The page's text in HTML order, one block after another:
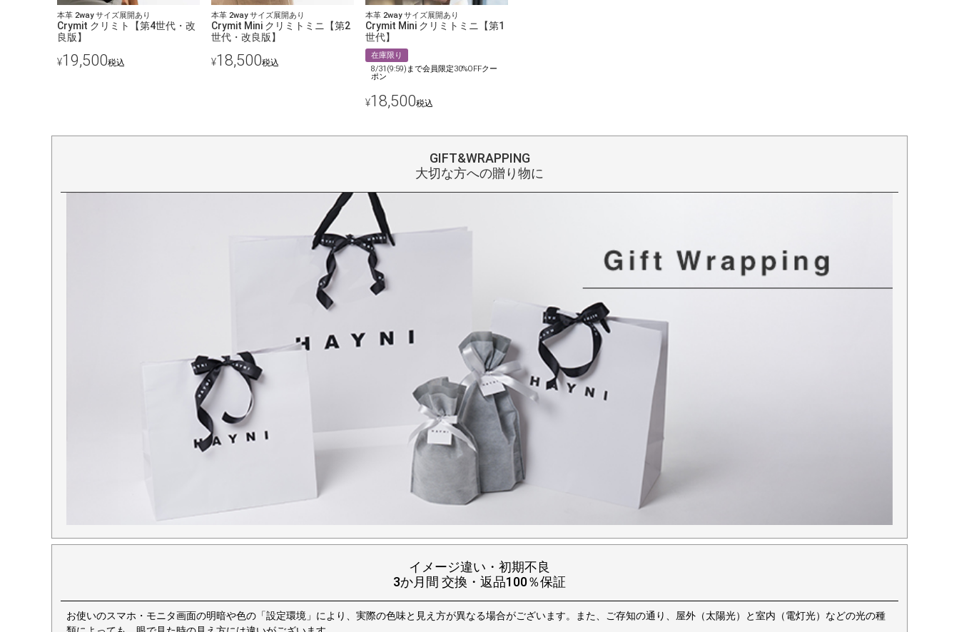
本革 2way サイズ展開あり
Crymit クリミト【第4世代・改
良版】
¥19,500税込
本革 2way サイズ展開あり
Crymit Mini クリミトミニ【第2
世代・改良版】
¥18,500税込
本革 2way サイズ展開あり
Crymit Mini クリミトミニ【第1
世代】
在庫限り
8/31(9:59)まで会員限定30%OFFクー
ポン
¥18,500税込
GIFT&WRAPPING
大切な方への贈り物に
イメージ違い・初期不良
3か月間 交換・返品100％保証
お使いのスマホ・モニタ画面の明暗や色の「設定環境」により、実際の色味と見え方が異なる場合がございます。また、ご存知の通り、屋外（太陽光）と室内（電灯光）などの光の種